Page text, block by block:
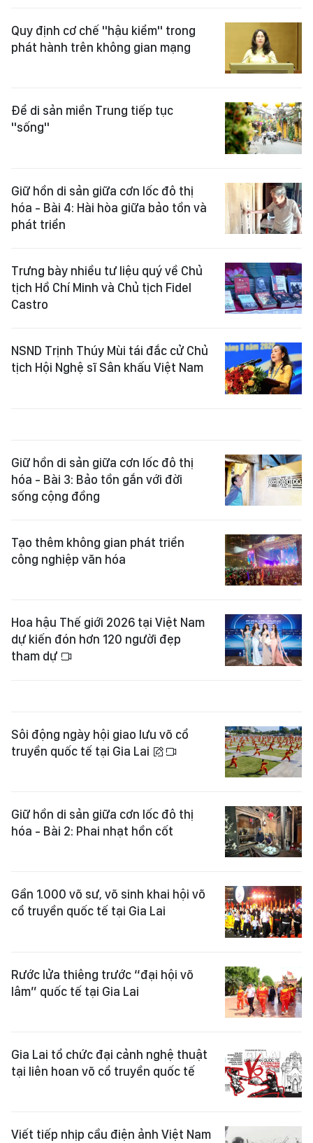
Quy định cơ chế "hậu kiểm" trong
phát hành trên không gian mạng
Để di sản miền Trung tiếp tục
"sống"
Giữ hồn di sản giữa cơn lốc đô thị
hóa - Bài 4: Hài hòa giữa bảo tồn và
phát triển
Trưng bày nhiều tư liệu quý về Chủ
tịch Hồ Chí Minh và Chủ tịch Fidel
Castro
NSND Trịnh Thúy Mùi tái đắc cử Chủ
tịch Hội Nghệ sĩ Sân khấu Việt Nam
Giữ hồn di sản giữa cơn lốc đô thị
hóa - Bài 3: Bảo tồn gắn với đời
sống cộng đồng
Tạo thêm không gian phát triển
công nghiệp văn hóa
Hoa hậu Thế giới 2026 tại Việt Nam
dự kiến đón hơn 120 người đẹp
tham dự
Sôi động ngày hội giao lưu võ cổ
truyền quốc tế tại Gia Lai
Giữ hồn di sản giữa cơn lốc đô thị
hóa - Bài 2: Phai nhạt hồn cốt
Gần 1.000 võ sư, võ sinh khai hội võ
cổ truyền quốc tế tại Gia Lai
Rước lửa thiêng trước “đại hội võ
lâm” quốc tế tại Gia Lai
Gia Lai tổ chức đại cảnh nghệ thuật
tại liên hoan võ cổ truyền quốc tế
Viết tiếp nhịp cầu điện ảnh Việt Nam